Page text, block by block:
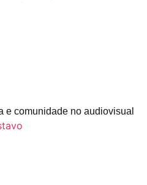
e comunidade no audiovisual